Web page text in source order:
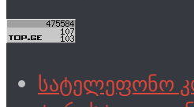
სატელეფონო